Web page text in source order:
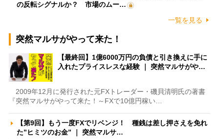
の反転シグナルか？ 市場のムー…
一覧を見る
突然マルサがやって来た！
【最終回】1億6000万円の負債と引き換えに手に
入れたプライスレスな経験 ｜ 突然マルサがや…
2009年12月に発行された元FXトレーダー・磯貝清明氏の著書
『突然マルサがやって来た！～FXで10億円稼い…
【第9回】もう一度FXでリベンジ！ 種銭は差し押さえを免れ
た”ヒミツのお金” ｜ 突然マルサ…